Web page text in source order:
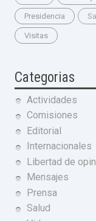
Presidencia
Visitas
Categorias
Actividades
Comisiones
Editorial
Internacionales
Libertad de
Mensajes
Prensa
Salud